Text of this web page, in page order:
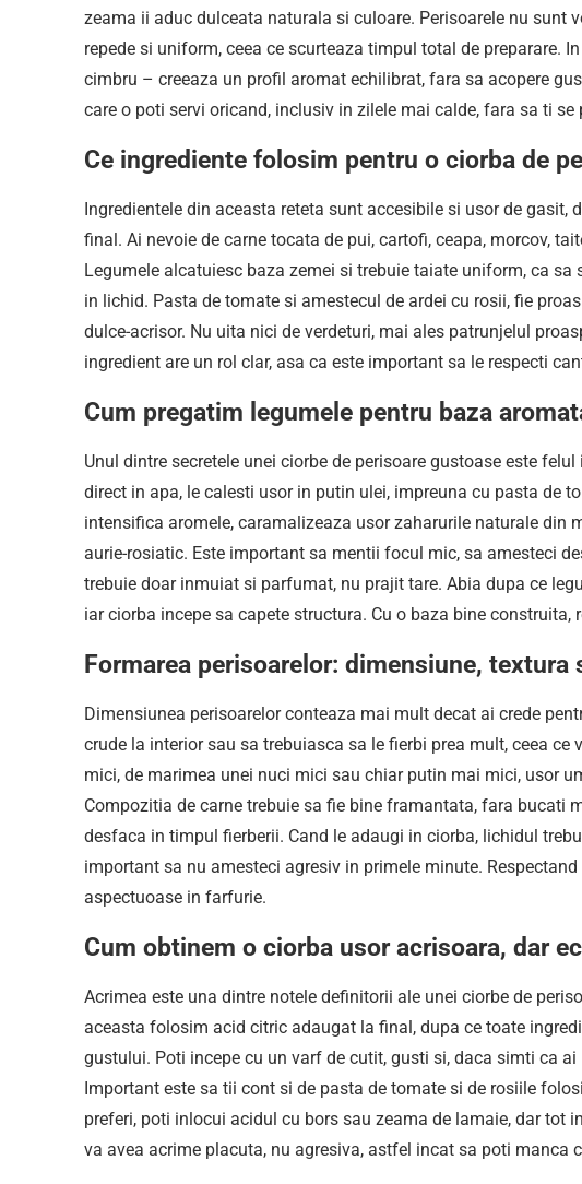
zeama ii aduc dulceata naturala si culoare. Perisoarele nu sunt
repede si uniform, ceea ce scurteaza timpul total de preparare.
cimbru – creeaza un profil aromat echilibrat, fara sa acopere
care o poti servi oricand, inclusiv in zilele mai calde, fara sa ti se
Ce ingrediente folosim pentru o ciorba de
Ingredientele din aceasta reteta sunt accesibile si usor de
final. Ai nevoie de carne tocata de pui, cartofi, ceapa, morcov,
Legumele alcatuiesc baza zemei si trebuie taiate uniform, ca
in lichid. Pasta de tomate si amestecul de ardei cu rosii, fie
dulce-acrisor. Nu uita nici de verdeturi, mai ales patrunjelul
ingredient are un rol clar, asa ca este important sa le respecti
Cum pregatim legumele pentru baza
Unul dintre secretele unei ciorbe de perisoare gustoase este
direct in apa, le calesti usor in putin ulei, impreuna cu pasta de
intensifica aromele, caramalizeaza usor zaharurile naturale din
aurie-rosiatic. Este important sa mentii focul mic, sa amesteci
trebuie doar inmuiat si parfumat, nu prajit tare. Abia dupa ce
iar ciorba incepe sa capete structura. Cu o baza bine
Formarea perisoarelor: dimensiune,
Dimensiunea perisoarelor conteaza mai mult decat ai crede
crude la interior sau sa trebuiasca sa le fierbi prea mult, ceea
mici, de marimea unei nuci mici sau chiar putin mai mici, usor
Compozitia de carne trebuie sa fie bine framantata, fara bucati
desfaca in timpul fierberii. Cand le adaugi in ciorba, lichidul
important sa nu amesteci agresiv in primele minute.
aspectuoase in farfurie.
Cum obtinem o ciorba usor acrisoara, dar
Acrimea este una dintre notele definitorii ale unei ciorbe de
aceasta folosim acid citric adaugat la final, dupa ce toate
gustului. Poti incepe cu un varf de cutit, gusti si, daca simti ca
Important este sa tii cont si de pasta de tomate si de rosiile
preferi, poti inlocui acidul cu bors sau zeama de lamaie, dar tot
va avea acrime placuta, nu agresiva, astfel incat sa poti manca